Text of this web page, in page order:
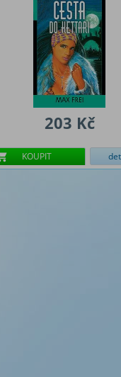
203 Kč
KOUPIT